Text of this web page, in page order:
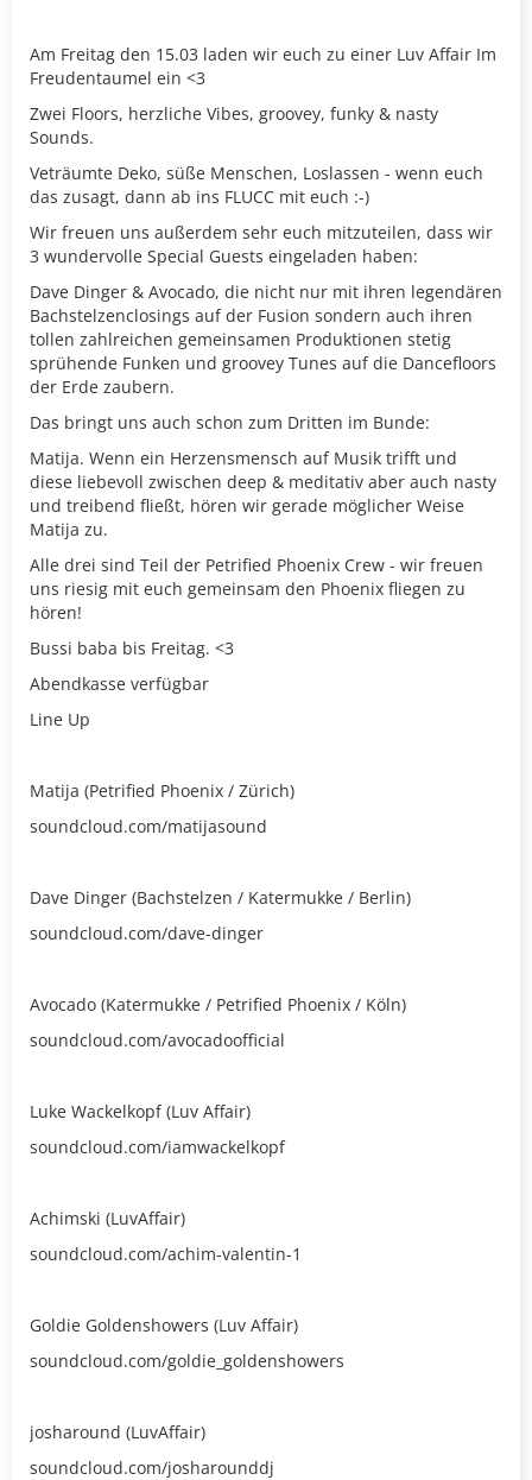
Am Freitag den 15.03 laden wir euch zu einer Luv Affair Im
Freudentaumel ein <3
Zwei Floors, herzliche Vibes, groovey, funky & nasty
Sounds.
Veträumte Deko, süße Menschen, Loslassen - wenn euch
das zusagt, dann ab ins FLUCC mit euch :-)
Wir freuen uns außerdem sehr euch mitzuteilen, dass wir
3 wundervolle Special Guests eingeladen haben:
Dave Dinger & Avocado, die nicht nur mit ihren legendären
Bachstelzenclosings auf der Fusion sondern auch ihren
tollen zahlreichen gemeinsamen Produktionen stetig
sprühende Funken und groovey Tunes auf die Dancefloors
der Erde zaubern.
Das bringt uns auch schon zum Dritten im Bunde:
Matija. Wenn ein Herzensmensch auf Musik trifft und
diese liebevoll zwischen deep & meditativ aber auch nasty
und treibend fließt, hören wir gerade möglicher Weise
Matija zu.
Alle drei sind Teil der Petrified Phoenix Crew - wir freuen
uns riesig mit euch gemeinsam den Phoenix fliegen zu
hören!
Bussi baba bis Freitag. <3
Abendkasse verfügbar
Line Up
Matija (Petrified Phoenix / Zürich)
soundcloud.com/matijasound
Dave Dinger (Bachstelzen / Katermukke / Berlin)
soundcloud.com/dave-dinger
Avocado (Katermukke / Petrified Phoenix / Köln)
soundcloud.com/avocadoofficial
Luke Wackelkopf (Luv Affair)
soundcloud.com/iamwackelkopf
Achimski (LuvAffair)
soundcloud.com/achim-valentin-1
Goldie Goldenshowers (Luv Affair)
soundcloud.com/goldie_goldenshowers
josharound (LuvAffair)
soundcloud.com/josharounddj